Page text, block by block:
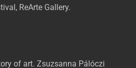
ReArte Gallery.
of art. Zsuzsanna Pálóczi